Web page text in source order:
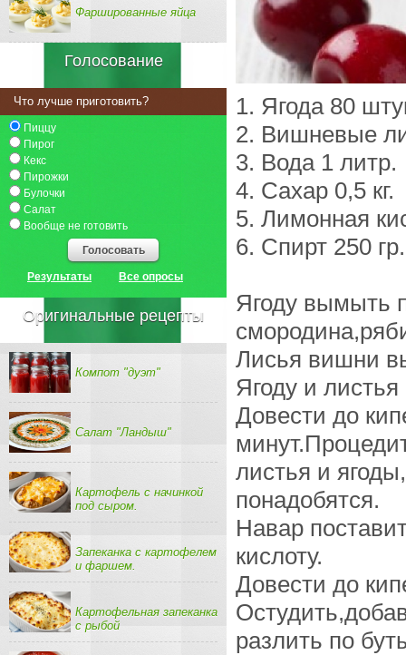
Фаршированные яйца
Голосование
Что лучше приготовить?
Пиццу
Пирог
Кекс
Пирожки
Булочки
Салат
Вообще не готовить
Голосовать
Результаты Все опросы
Оригинальные рецепты
Компот "дуэт"
Салат "Ландыш"
Картофель с начинкой
под сыром.
Запеканка с картофелем
и фаршем.
Картофельная запеканка
с рыбой
1. Ягода 80
2. Вишневые
3. Вода 1 литр.
4. Сахар 0,5 кг.
5. Лимонная
6. Спирт 250 гр.
Ягоду вымыть
Лисья вишни
Ягоду и
Довести до
листья и
понадобятся.
Навар
кислоту.
Довести до
разлить по